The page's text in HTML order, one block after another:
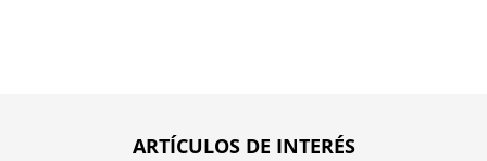
ARTÍCULOS DE INTERÉS